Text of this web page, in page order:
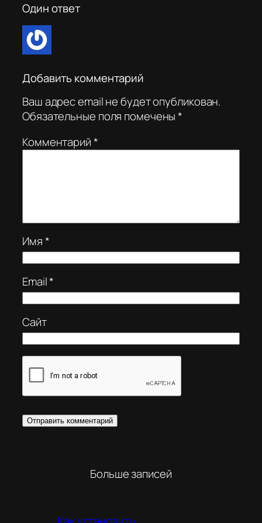
Один ответ
Добавить комментарий
Ваш адрес email не будет опубликован.
Обязательные поля помечены*
Комментарий*
Имя*
Email*
Сайт
Больше записей